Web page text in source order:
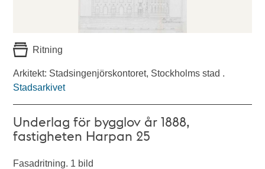
Ritning
Arkitekt: Stadsingenjörskontoret, Stockholms stad .
Stadsarkivet
Underlag för bygglov år 1888,
fastigheten Harpan 25
Fasadritning. 1 bild